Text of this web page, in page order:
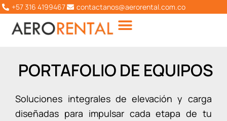
Ir
contenido
+57 316 4199467 contactanos@aerorental.com.co
PORTAFOLIO DE EQUIPOS
Soluciones integrales de elevación y carga
diseñadas para impulsar cada etapa de tu